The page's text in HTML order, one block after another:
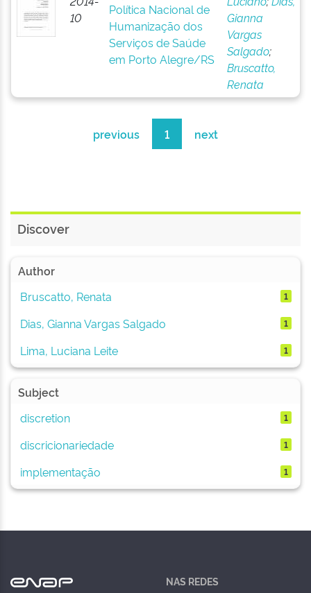
10
Política Nacional de
Humanização dos
Serviços de Saúde
em Porto Alegre/RS
Gianna
Vargas
Salgado;
Bruscatto,
Renata
previous 1 next
Discover
Author
Bruscatto, Renata
1
Dias, Gianna Vargas Salgado 1
Lima, Luciana Leite 1
Subject
discretion
1
discricionariedade 1
implementação 1
NAS REDES